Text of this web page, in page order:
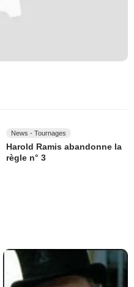
News - Tournages
Harold Ramis abandonne la
règle n° 3